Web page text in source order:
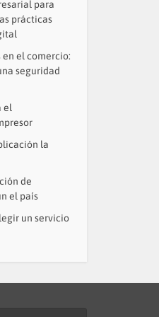
para
prácticas
el comercio:
seguridad
el
la
de
el país
un servicio